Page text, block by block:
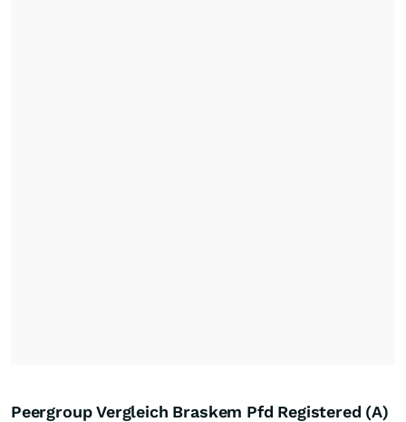
Peergroup Vergleich Braskem Pfd Registered (A)